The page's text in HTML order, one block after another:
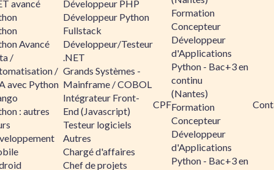
avancé
Avancé
/
/
avec Python
: autres
Développeur PHP
Développeur Python
Fullstack
Développeur/Testeur
.NET
Grands Systèmes -
Mainframe / COBOL
Intégrateur Front-
End (Javascript)
Testeur logiciels
Autres
Chargé d'affaires
Chef de projets
CPF
Formation
Concepteur
Développeur
d'Applications
Python - Bac+3 en
continu
(Nantes)
Formation
Concepteur
Développeur
d'Applications
Python - Bac+3 en